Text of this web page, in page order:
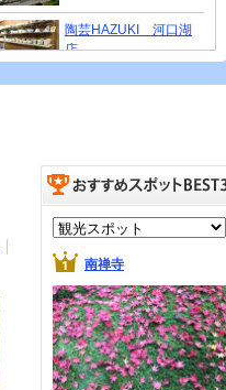
陶芸HAZUKI 河口湖
店
南禅寺